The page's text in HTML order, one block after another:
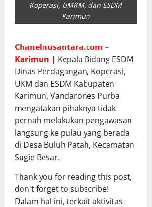
Koperasi, UMKM, dan ESDM
Karimun
Chanelnusantara.com –
Karimun | Kepala Bidang ESDM
Dinas Perdagangan, Koperasi,
UKM dan ESDM Kabupaten
Karimun, Vandarones Purba
mengatakan pihaknya tidak
pernah melakukan pengawasan
langsung ke pulau yang berada
di Desa Buluh Patah, Kecamatan
Sugie Besar.
Thank you for reading this post,
don't forget to subscribe!
Dalam hal ini, terkait aktivitas